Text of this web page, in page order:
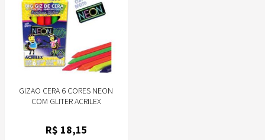
GIZAO CERA 6 CORES NEON
COM GLITER ACRILEX
R$ 18,15